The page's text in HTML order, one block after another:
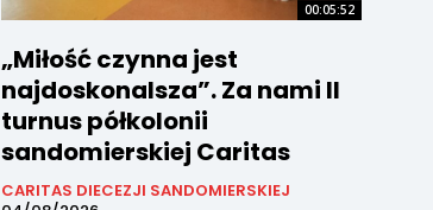
00:05:52
„Miłość czynna jest
najdoskonalsza”. Za nami II
turnus półkolonii
sandomierskiej Caritas
CARITAS DIECEZJI SANDOMIERSKIEJ